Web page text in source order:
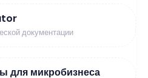
документации
для микробизнеса